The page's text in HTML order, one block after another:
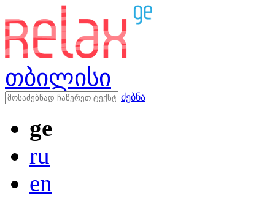
თბილისი
ძებნა
ge
ru
en